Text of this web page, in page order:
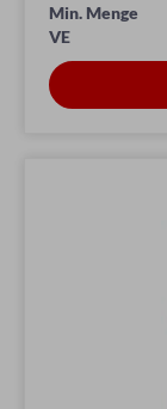
Min. Menge
VE